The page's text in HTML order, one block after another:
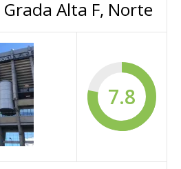
Grada Alta F, Norte
7.8